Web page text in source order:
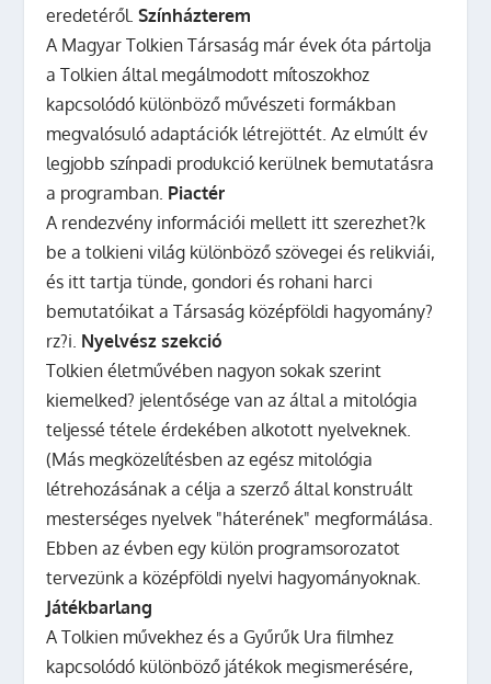
eredetéről.Színházterem
A Magyar Tolkien Társaság már évek óta pártolja
a Tolkien által megálmodott mítoszokhoz
kapcsolódó különböző művészeti formákban
megvalósuló adaptációk létrejöttét. Az elmúlt év
legjobb színpadi produkció kerülnek bemutatásra
a programban. Piactér
A rendezvény információi mellett itt szerezhet?k
be a tolkieni világ különböző szövegei és relikviái,
és itt tartja tünde, gondori és rohani harci
bemutatóikat a Társaság középföldi hagyomány?
rz?i. Nyelvész szekció
Tolkien életművében nagyon sokak szerint
kiemelked? jelentősége van az által a mitológia
teljessé tétele érdekében alkotott nyelveknek.
(Más megközelítésben az egész mitológia
létrehozásának a célja a szerző által konstruált
mesterséges nyelvek "háterének" megformálása.
Ebben az évben egy külön programsorozatot
tervezünk a középföldi nyelvi hagyományoknak.
Játékbarlang
A Tolkien művekhez és a Gyűrűk Ura filmhez
kapcsolódó különböző játékok megismerésére,